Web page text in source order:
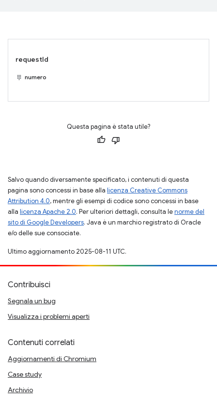
requestId
numero
Questa pagina è stata utile?
Salvo quando diversamente specificato, i contenuti di questa
pagina sono concessi in base alla licenza Creative Commons
Attribution 4.0, mentre gli esempi di codice sono concessi in base
alla licenza Apache 2.0. Per ulteriori dettagli, consulta lenorme del
sito di Google Developers. Java è un marchio registrato di Oracle
e/o delle sue consociate.
Ultimo aggiornamento 2025-08-11 UTC.
Contribuisci
Segnala un bug
Visualizza i problemi aperti
Contenuti correlati
Aggiornamenti di Chromium
Case study
Archivio